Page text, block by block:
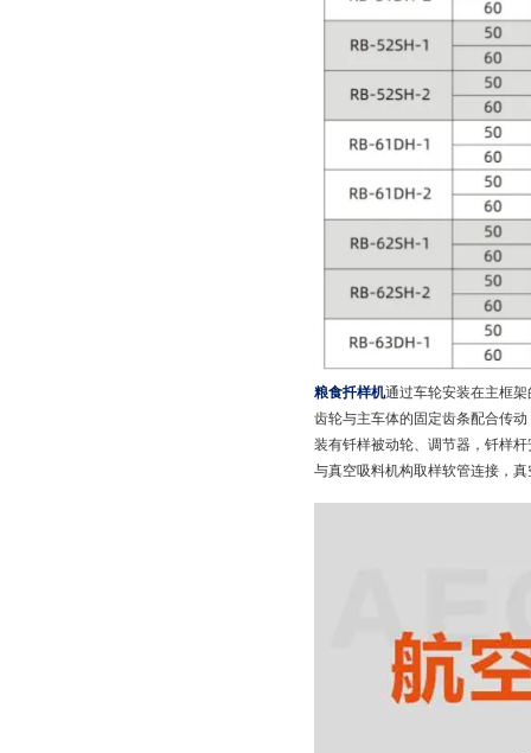
粮食扦样机通过车轮安装在主框
齿轮与主车体的固定齿条配合传
装有钎样被动轮、调节器，钎样
与真空吸料机构取样软管连接，